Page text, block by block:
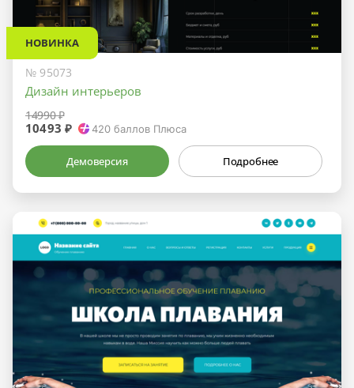
НОВИНКА
№ 95073
Дизайн интерьеров
14990 ₽
10493 ₽ 420 баллов Плюса
Демоверсия Подробнее